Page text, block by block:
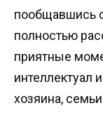
пообщавшись
полностью
приятные
интеллектуал
хозяина,